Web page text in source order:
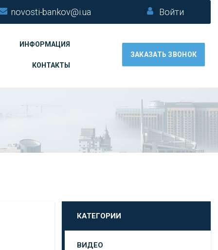
novosti-bankov@i.ua Войти
ИНФОРМАЦИЯ
КОНТАКТЫ
ЗАКАЗАТЬ ЗВОНОК
КАТЕГОРИИ
ВИДЕО